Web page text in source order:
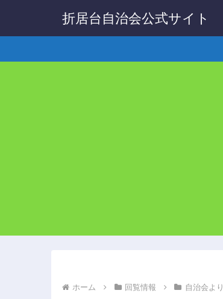
折居台自治会公式サイト
ホーム 回覧情報 自治会より